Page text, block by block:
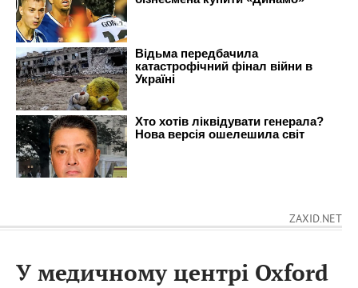
ZAXID.NET
У медичному центрі Oxford